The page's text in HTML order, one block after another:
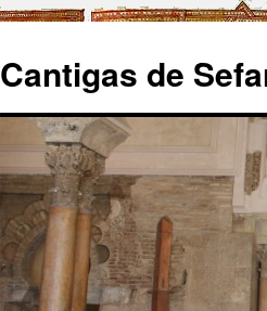
Cantigas de